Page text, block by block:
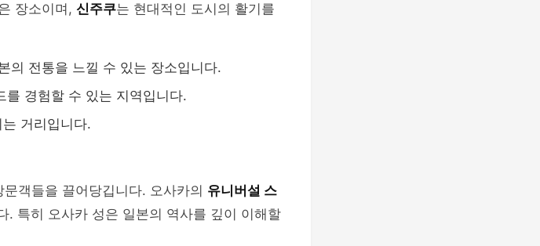
장소이며, 신주쿠는 현대적인 도시의 활기를
의 전통을 느낄 수 있는 장소입니다.
를 경험할 수 있는 지역입니다.
거리입니다.
문객들을 끌어당깁니다. 오사카의 유니버설 스
. 특히 오사카 성은 일본의 역사를 깊이 이해할